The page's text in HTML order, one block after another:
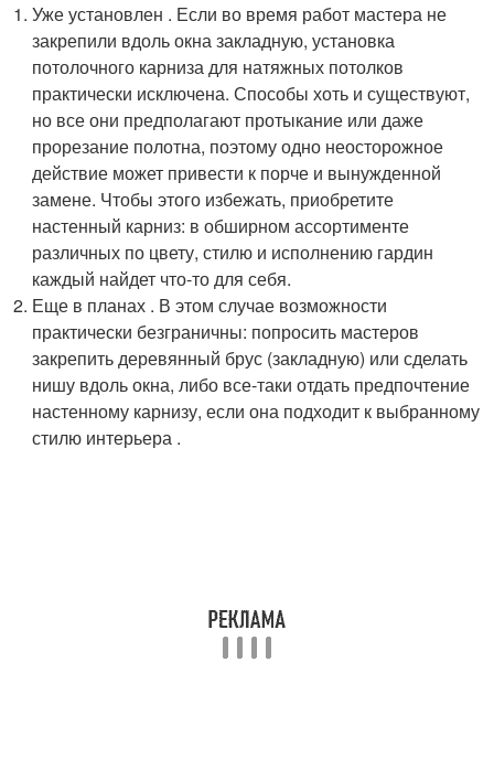
Уже установлен . Если во время работ мастера не
закрепили вдоль окна закладную, установка
потолочного карниза для натяжных потолков
практически исключена. Способы хоть и существуют,
но все они предполагают протыкание или даже
прорезание полотна, поэтому одно неосторожное
действие может привести к порче и вынужденной
замене. Чтобы этого избежать, приобретите
настенный карниз: в обширном ассортименте
различных по цвету, стилю и исполнению гардин
каждый найдет что-то для себя.
Еще в планах . В этом случае возможности
практически безграничны: попросить мастеров
закрепить деревянный брус (закладную) или сделать
нишу вдоль окна, либо все-таки отдать предпочтение
настенному карнизу, если она подходит к выбранному
стилю интерьера .